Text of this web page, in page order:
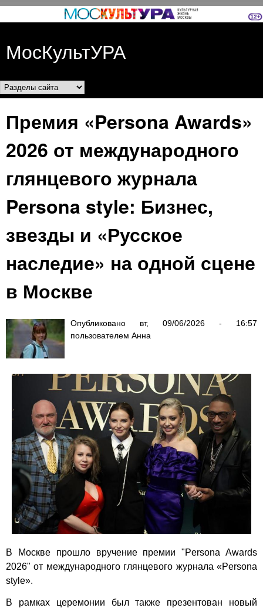
Перейти к основному
МосКультУРА
Разделы сайта
Премия «Persona Awards»
2026 от международного
глянцевого журнала
Persona style: Бизнес,
звезды и «Русское
наследие» на одной сцене
в Москве
Опубликовано вт, 09/06/2026 - 16:57
пользователем Анна
В Москве прошло вручение премии "Persona Awards
2026" от международного глянцевого журнала «Persona
style».
В рамках церемонии был также презентован новый